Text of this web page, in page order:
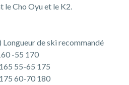
le Cho Oyu et le K2.
de ski recommandé
-55 170
55-65 175
60-70 180